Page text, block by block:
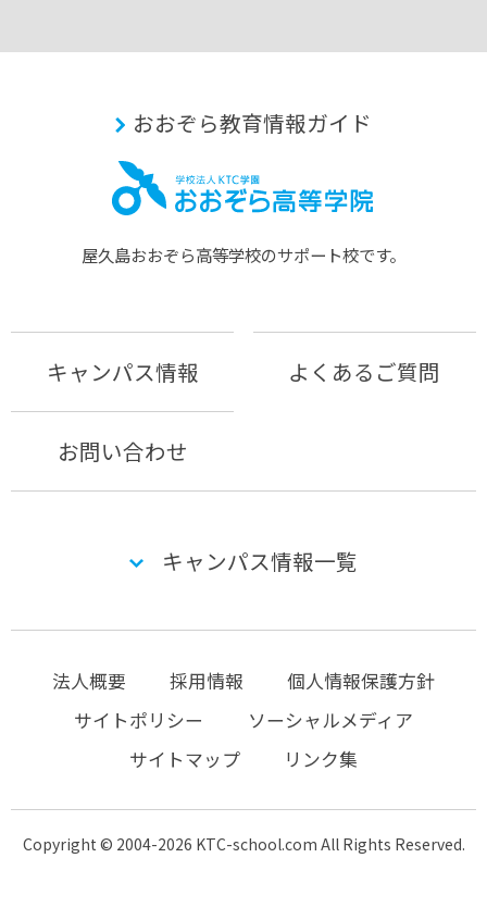
おおぞら教育情報ガイド
屋久島おおぞら⾼等学校のサポート校です。
キャンパス情報 よくあるご質問
お問い合わせ
キャンパス情報一覧
法人概要 採用情報
個人情報保護方針
サイトポリシー
ソーシャルメディア
サイトマップ
リンク集
Copyright © 2004-2026 KTC-school.com All Rights Reserved.